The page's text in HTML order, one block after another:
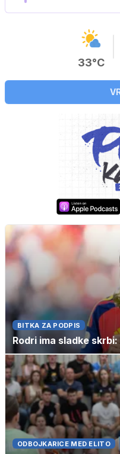
33°C
BITKA ZA PODPIS
Rodri ima sladke
ODBOJKARICE MED ELITO